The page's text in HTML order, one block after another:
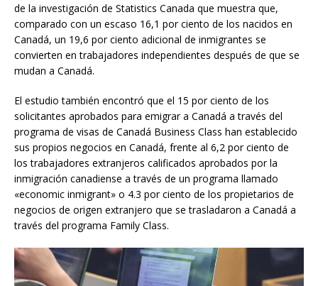
de la investigación de Statistics Canada que muestra que,
comparado con un escaso 16,1 por ciento de los nacidos en
Canadá, un 19,6 por ciento adicional de inmigrantes se
convierten en trabajadores independientes después de que se
mudan a Canadá.
El estudio también encontró que el 15 por ciento de los
solicitantes aprobados para emigrar a Canadá a través del
programa de visas de Canadá Business Class han establecido
sus propios negocios en Canadá, frente al 6,2 por ciento de
los trabajadores extranjeros calificados aprobados por la
inmigración canadiense a través de un programa llamado
«economic inmigrant» o 4.3 por ciento de los propietarios de
negocios de origen extranjero que se trasladaron a Canadá a
través del programa Family Class.